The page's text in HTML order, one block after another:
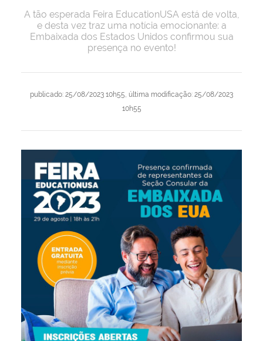
publicado: 25/08/2023 10h55, última modificação: 25/08/2023
10h55
A tão esperada Feira EducationUSA está de volta,
e desta vez traz uma notícia emocionante: a
Embaixada dos Estados Unidos confirmou sua
presença no evento!